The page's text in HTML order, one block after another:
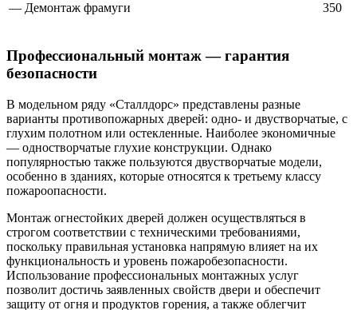
— Демонтаж фрамуги 350
Профессиональный монтаж — гарантия
безопасности
В модельном ряду «Сталлдорс» представлены разные
варианты противопожарных дверей: одно- и двустворчатые, с
глухим полотном или остекленные. Наиболее экономичные
— одностворчатые глухие конструкции. Однако
популярностью также пользуются двустворчатые модели,
особенно в зданиях, которые относятся к третьему классу
пожароопасности.
Монтаж огнестойких дверей должен осуществляться в
строгом соответствии с техническими требованиями,
поскольку правильная установка напрямую влияет на их
функциональность и уровень пожаробезопасности.
Использование профессиональных монтажных услуг
позволит достичь заявленных свойств двери и обеспечит
защиту от огня и продуктов горения, а также облегчит